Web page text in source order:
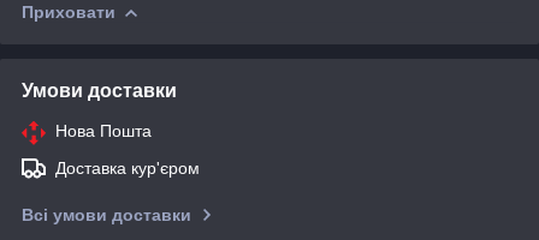
Приховати
Умови доставки
Нова Пошта
Доставка кур'єром
Всі умови доставки